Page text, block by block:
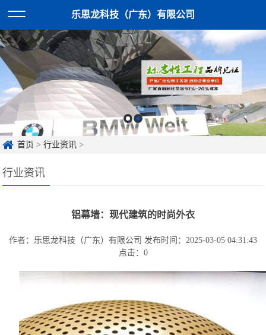
乐思龙科技（广东）有限公司
首页 >行业资讯 >
行业资讯
铝幕墙：现代建筑的时尚外衣
作者：乐思龙科技（广东）有限公司 发布时间：2025-03-05 04:31:43
点击： 0